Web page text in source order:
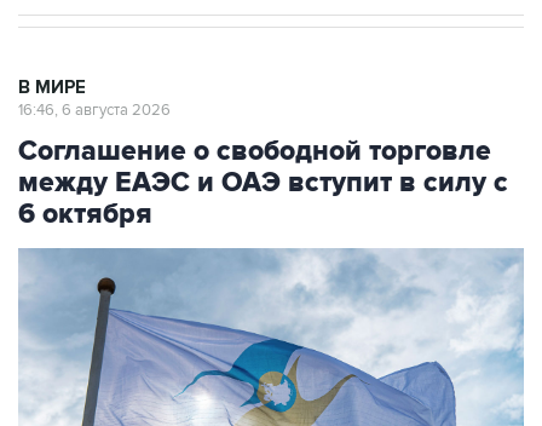
В МИРЕ
16:46, 6 августа 2026
Соглашение о свободной торговле
между ЕАЭС и ОАЭ вступит в силу с
6 октября